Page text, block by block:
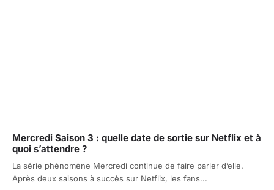
Mercredi Saison 3 : quelle date de sortie sur Netflix et à
quoi s’attendre ?
La série phénomène Mercredi continue de faire parler d’elle.
Après deux saisons à succès sur Netflix, les fans...